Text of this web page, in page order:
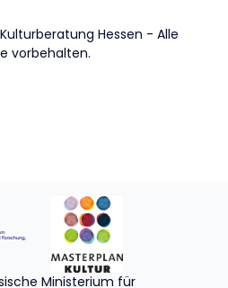
Hessen - Alle
vorbehalten.
Ministerium für